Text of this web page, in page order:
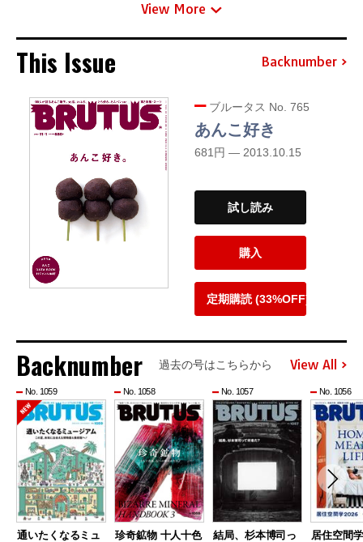
View More
This Issue Backnumber
ブルータス No. 765
あんこ好き
681円 — 2013.10.15
試し読み
購入
定期購読 (33%OFF)
Backnumber 過去の号はこちらから View All
No. 1059
通いたくなるミュ
No. 1058
珍奇鉱物 十人十色
No. 1057
結局、杉本博司っ
No. 1056
居住空間